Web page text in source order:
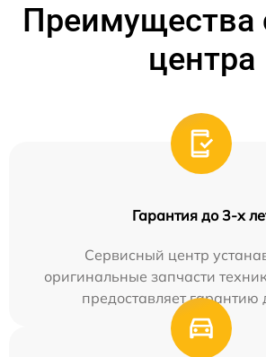
Преимущества
центра
Гарантия до 3-х
Сервисный центр
оригинальные запчасти
предоставляет гарантию